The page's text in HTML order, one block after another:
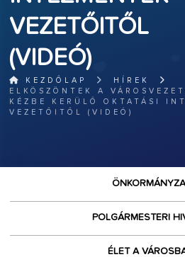
VEZETŐITŐL
(VIDEÓ)
KEZDŐLAP
HÍREK
ELKÖSZÖNTEK A
KÉZBE KERÜLŐ OKTATÁSI
VEZETŐITŐL (VIDEÓ)
POLGÁRMESTERI
ÉLET A